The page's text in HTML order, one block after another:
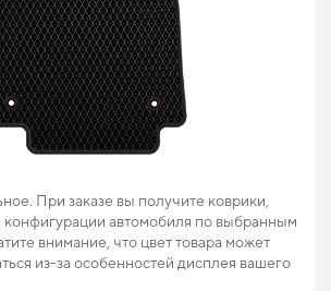
При заказе вы получите коврики,
конфигурации автомобиля по выбранным
внимание, что цвет товара может
из-за особенностей дисплея вашего